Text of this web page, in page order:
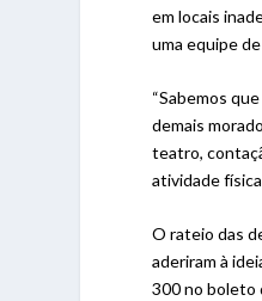
em locais
uma equipe
“Sabemos
demais
teatro,
atividade
O rateio das
aderiram à
300 no boleto